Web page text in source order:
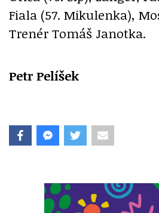
Fiala (57. Mikulenka),
Trenér Tomáš Janotka.
Petr Pelíšek